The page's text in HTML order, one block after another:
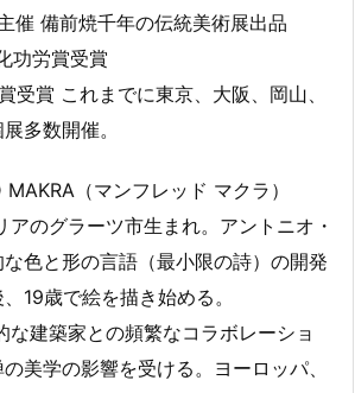
催 備前焼千年の伝統美術展出品
功労賞受賞
受賞 これまでに東京、大阪、岡山、
多数開催。​​​​
（マンフレッド マクラ）
のグラーツ市生まれ。アントニオ・
色と形の言語（最小限の詩）の開発
19歳で絵を描き始める。
な建築家との頻繁なコラボレーショ
美学の影響を受ける。ヨーロッパ、